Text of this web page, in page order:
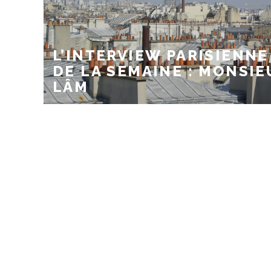
L’INTERVIEW PARISIENNE
DE LA SEMAINE :
LÂM